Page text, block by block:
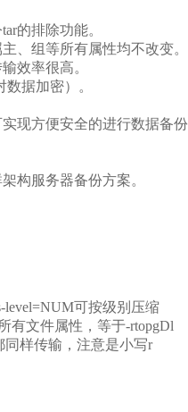
的排除功能。
、组等所有属性均不改变。
效率很高。
据加密）。
现方便安全的进行数据备
构服务器备份方案。
level=NUM可按级别压缩
有文件属性，等于-rtopgDl
同样传输，注意是小写r